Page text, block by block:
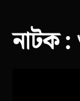
নাটক :